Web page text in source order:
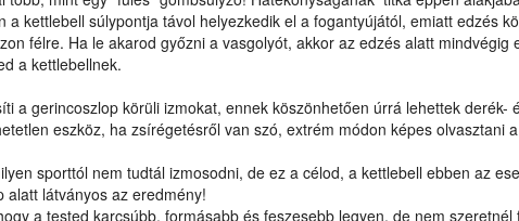
a kettlebell súlypontja távol helyezkedik el a fogantyújától, emiatt edzés
félre. Ha le akarod győzni a vasgolyót, akkor az edzés alatt mindvégig
a kettlebellnek.
a gerincoszlop körüli izmokat, ennek köszönhetően úrrá lehettek derék-
eszköz, ha zsírégetésről van szó, extrém módon képes olvasztani
sporttól nem tudtál izmosodni, de ez a célod, a kettlebell ebben az
alatt látványos az eredmény!
a tested karcsúbb, formásabb és feszesebb legyen, de nem